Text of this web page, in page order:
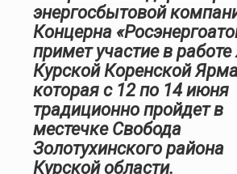
энергосбытовой
Концерна
примет участие в работе
Курской Коренской
которая с 12 по 14 июня
традиционно пройдет в
местечке Свобода
Золотухинского района
Курской области.